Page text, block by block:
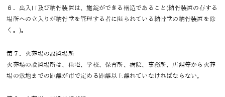
６．出入口及び納骨装置は、施錠ができる構造であること(納骨装置の存する
場所への立入りが納骨堂を管理する者に限られている納骨堂の納骨装置を除
く。)。
第７．火葬場の設置場所
火葬場の設置場所は、住宅、学校、保育所、病院、事務所、店舗等から火葬
場の敷地までの距離が市で定める距離以上離れていなければならない。